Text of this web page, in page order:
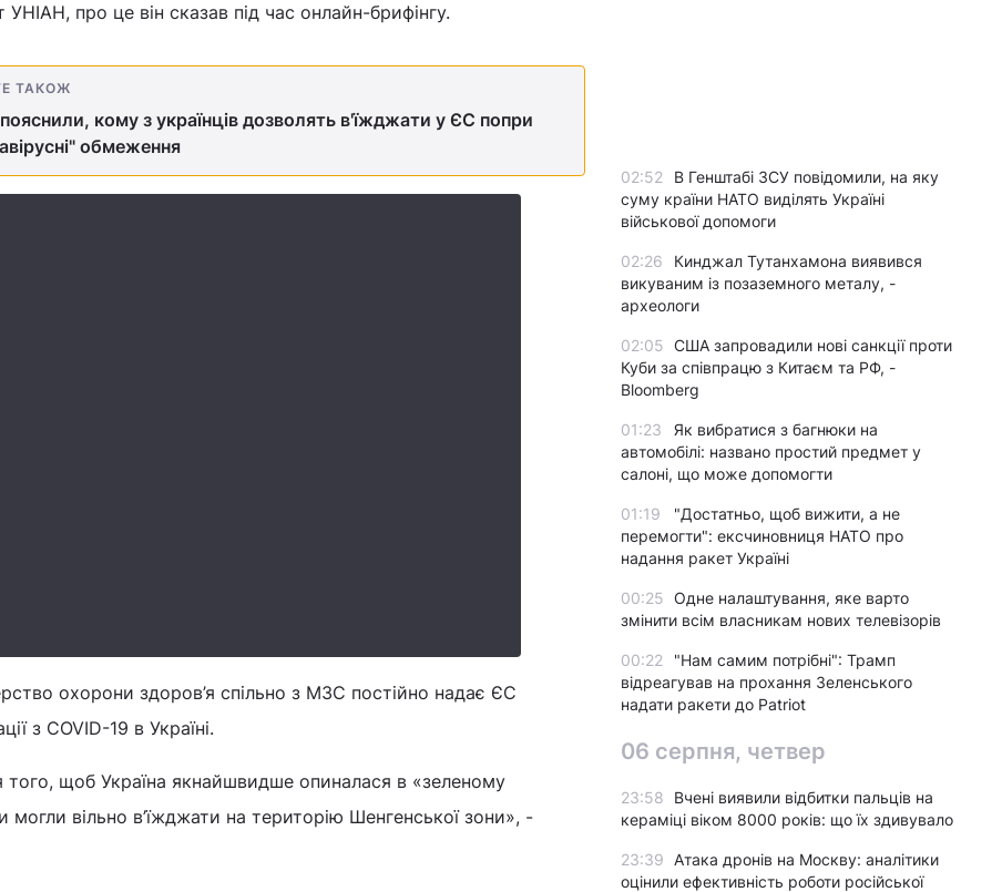
про це він сказав під час онлайн-брифінгу.
ТАКОЖ
кому з українців дозволять в'їжджати у ЄС попри
обмеження
охорони здоров’я спільно з МЗС постійно надає ЄС
з COVID-19 в Україні.
щоб Україна якнайшвидше опиналася в «зеленому
могли вільно в’їжджати на територію Шенгенської зони», -
02:52
В Генштабі ЗСУ повідомили, на яку
суму країни НАТО виділять Україні
військової допомоги
02:26
Кинджал Тутанхамона виявився
викуваним із позаземного металу, -
археологи
02:05 США запровадили нові санкції проти
Куби за співпрацю з Китаєм та РФ, -
Bloomberg
01:23
Як вибратися з багнюки на
автомобілі: названо простий предмет у
салоні, що може допомогти
01:19
"Достатньо, щоб вижити, а не
перемогти": ексчиновниця НАТО про
надання ракет Україні
00:25 Одне налаштування, яке варто
змінити всім власникам нових телевізорів
00:22
"Нам самим потрібні": Трамп
відреагував на прохання Зеленського
надати ракети до Patriot
06 серпня, четвер
23:58
Вчені виявили відбитки пальців на
кераміці віком 8000 років: що їх здивувало
23:39
Атака дронів на Москву: аналітики
оцінили ефективність роботи російської